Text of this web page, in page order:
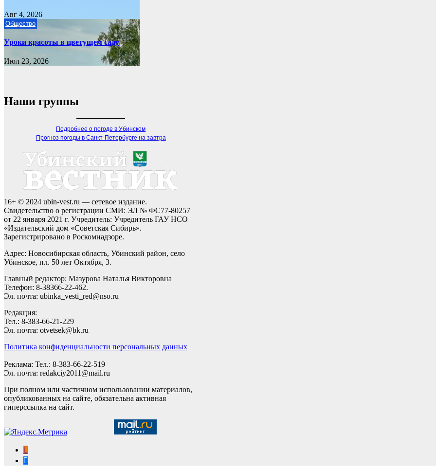
Авг 4, 2026
Общество
Уроки красоты в цветущем саду
Июл 23, 2026
Наши группы
Подробнее о погоде в Убинском
Прогноз погоды в Санкт-Петербурге на завтра
16+ © 2024 ubin-vest.ru — сетевое издание.
Свидетельство о регистрации СМИ: ЭЛ № ФС77-80257
от 22 января 2021 г. Учредитель: Учредитель ГАУ НСО
«Издательский дом «Советская Сибирь».
Зарегистрировано в Роскомнадзоре.
Адрес: Новосибирская область, Убинский район, село
Убинское, пл. 50 лет Октября, 3.
Главный редактор: Мазурова Наталья Викторовна
Телефон: 8-38366-22-462.
Эл. почта: ubinka_vesti_red@nso.ru
Редакция:
Тел.: 8-383-66-21-229
Эл. почта: otvetsek@bk.ru
Политика конфиденциальности персональных данных
Реклама: Тел.: 8-383-66-22-519
Эл. почта: redakciy2011@mail.ru
При полном или частичном использовании материалов,
опубликованных на сайте, обязательна активная
гиперссылка на сайт.